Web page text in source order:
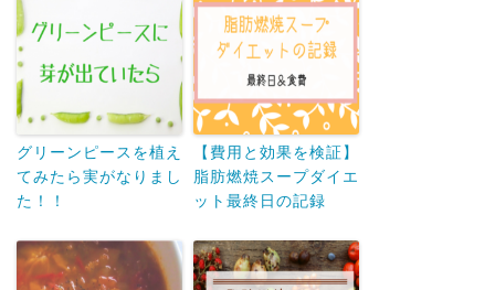
グリーンピースを植え
てみたら実がなりまし
た！！
【費用と効果を検証】
脂肪燃焼スープダイエ
ット最終日の記録